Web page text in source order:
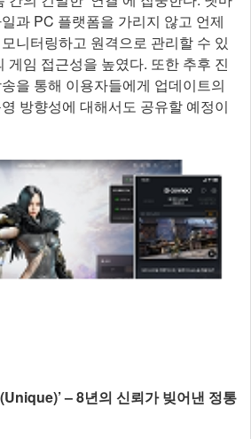
과 PC 플랫폼을 가리지 않고 언제
니터링하고 원격으로 관리할 수 있
게임 접근성을 높였다. 또한 추후 진
을 통해 이용자들에게 업데이트의
방향성에 대해서도 공유할 예정이
– 8년의 신뢰가 빚어낸 정통